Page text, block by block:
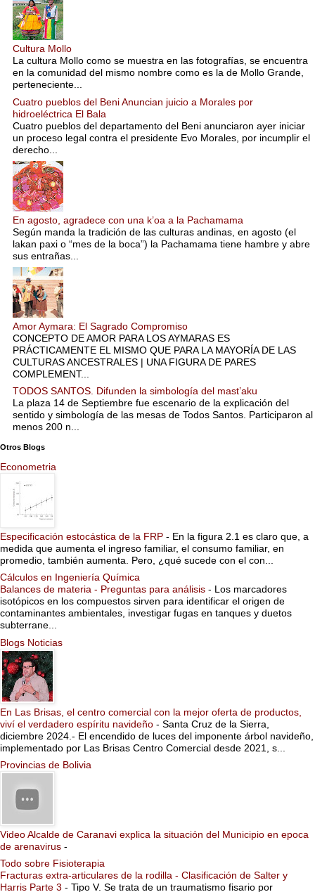
Cultura Mollo
La cultura Mollo como se muestra en las fotografías, se encuentra
en la comunidad del mismo nombre como es la de Mollo Grande,
perteneciente...
Cuatro pueblos del Beni Anuncian juicio a Morales por
hidroeléctrica El Bala
Cuatro pueblos del departamento del Beni anunciaron ayer iniciar
un proceso legal contra el presidente Evo Morales, por incumplir el
derecho...
En agosto, agradece con una k’oa a la Pachamama
Según manda la tradición de las culturas andinas, en agosto (el
lakan paxi o “mes de la boca”) la Pachamama tiene hambre y abre
sus entrañas...
Amor Aymara: El Sagrado Compromiso
CONCEPTO DE AMOR PARA LOS AYMARAS ES
PRÁCTICAMENTE EL MISMO QUE PARA LA MAYORÍA DE LAS
CULTURAS ANCESTRALES | UNA FIGURA DE PARES
COMPLEMENT...
TODOS SANTOS. Difunden la simbología del mast’aku
La plaza 14 de Septiembre fue escenario de la explicación del
sentido y simbología de las mesas de Todos Santos. Participaron al
menos 200 n...
Otros Blogs
Econometria
Especificación estocástica de la FRP - En la figura 2.1 es claro que, a
medida que aumenta el ingreso familiar, el consumo familiar, en
promedio, también aumenta. Pero, ¿qué sucede con el con...
Cálculos en Ingeniería Química
Balances de materia - Preguntas para análisis - Los marcadores
isotópicos en los compuestos sirven para identificar el origen de
contaminantes ambientales, investigar fugas en tanques y duetos
subterrane...
Blogs Noticias
En Las Brisas, el centro comercial con la mejor oferta de productos,
viví el verdadero espíritu navideño - Santa Cruz de la Sierra,
diciembre 2024.- El encendido de luces del imponente árbol navideño,
implementado por Las Brisas Centro Comercial desde 2021, s...
Provincias de Bolivia
Video Alcalde de Caranavi explica la situación del Municipio en epoca
de arenavirus -
Todo sobre Fisioterapia
Fracturas extra-articulares de la rodilla - Clasificación de Salter y
Harris Parte 3 - Tipo V. Se trata de un traumatismo fisario por